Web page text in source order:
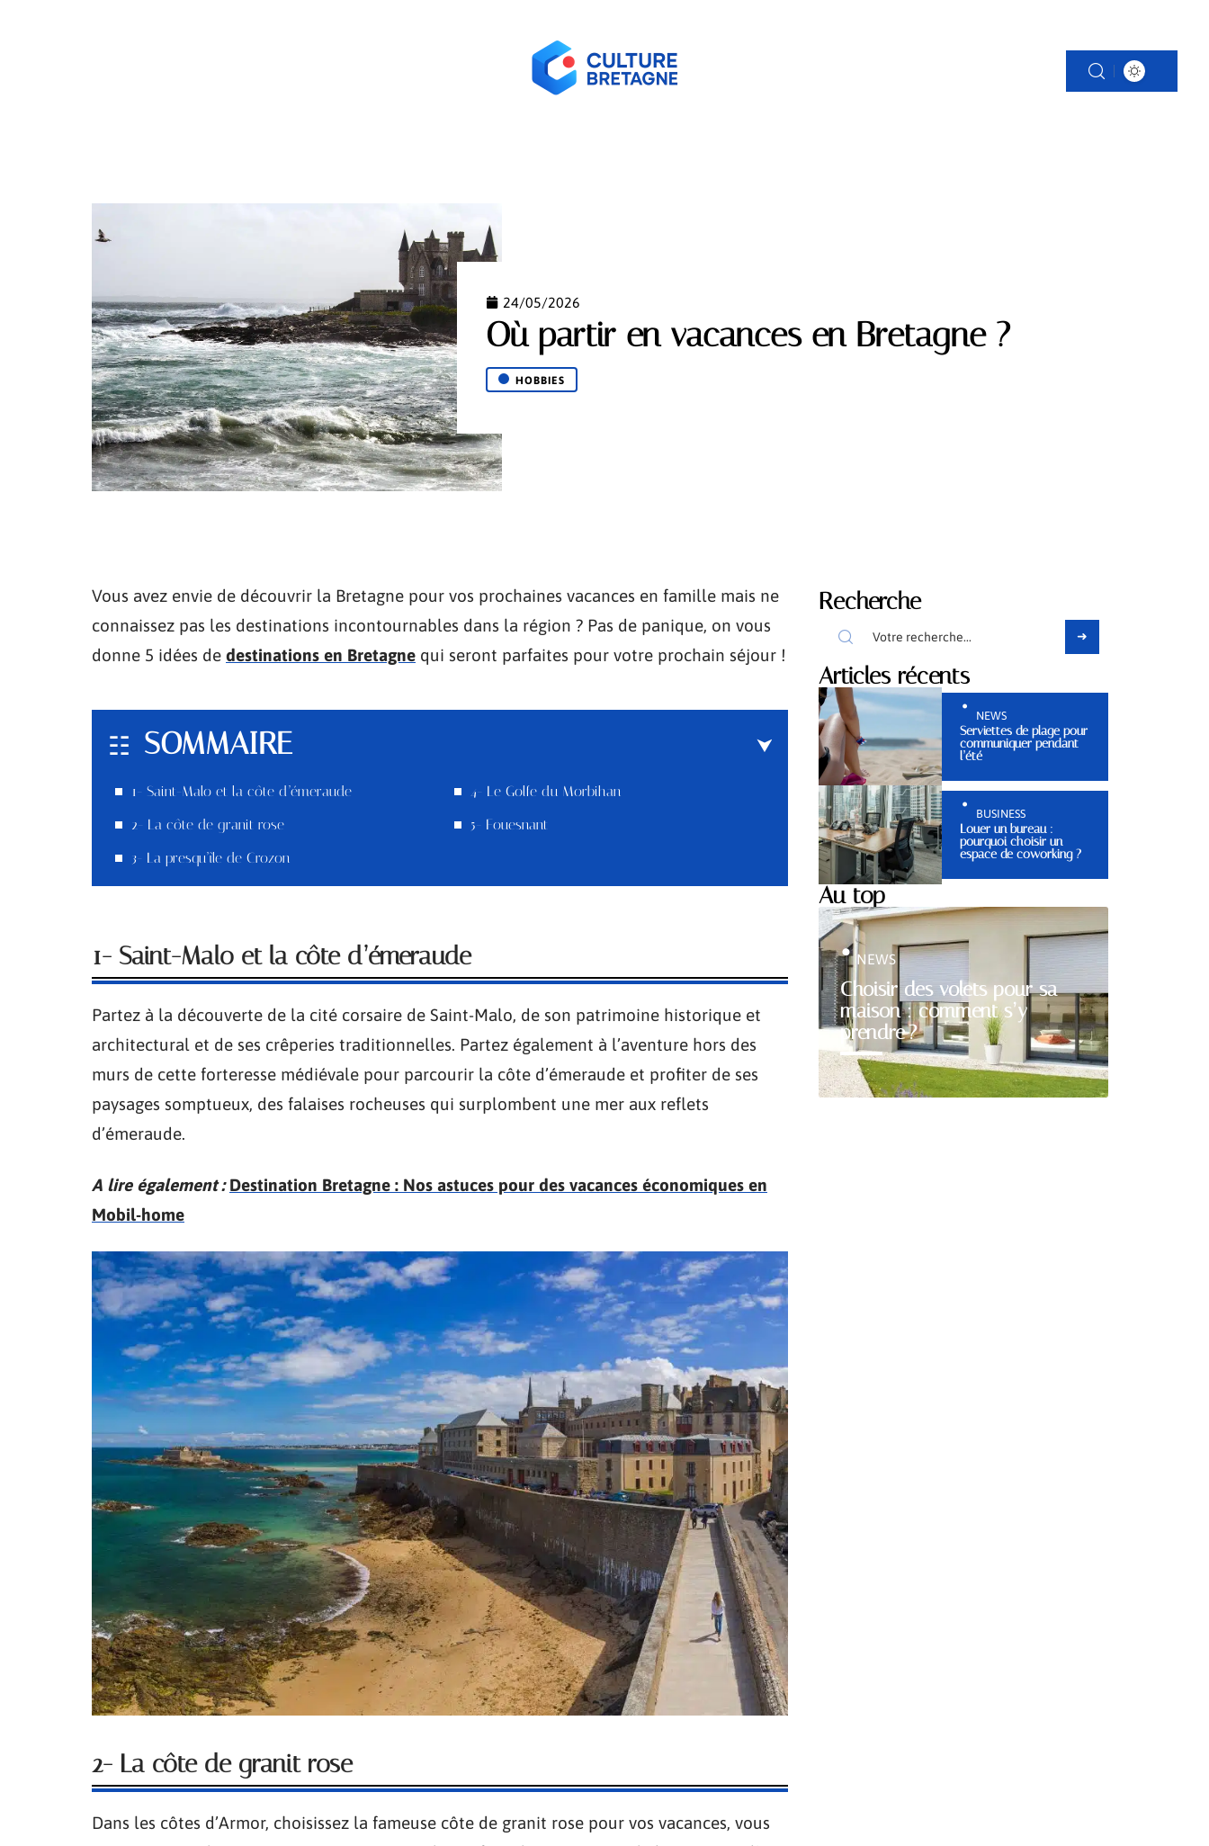
24/05/2026
Où partir en vacances en Bretagne ?
HOBBIES
Vous avez envie de découvrir la Bretagne pour vos prochaines vacances en famille mais ne
connaissez pas les destinations incontournables dans la région ? Pas de panique, on vous
donne 5 idées de destinations en Bretagne qui seront parfaites pour votre prochain séjour !
SOMMAIRE
1- Saint-Malo et la côte d’émeraude
2- La côte de granit rose
3- La presqu’île de Crozon
4- Le Golfe du Morbihan
5- Fouesnant
1- Saint-Malo et la côte d’émeraude
Partez à la découverte de la cité corsaire de Saint-Malo, de son patrimoine historique et
architectural et de ses crêperies traditionnelles. Partez également à l’aventure hors des
murs de cette forteresse médiévale pour parcourir la côte d’émeraude et profiter de ses
paysages somptueux, des falaises rocheuses qui surplombent une mer aux reflets
d’émeraude.
A lire également : Destination Bretagne : Nos astuces pour des vacances économiques en
Mobil-home
2- La côte de granit rose
Dans les côtes d’Armor, choisissez la fameuse côte de granit rose pour vos vacances, vous
Recherche
Articles récents
NEWS
Serviettes de plage pour
communiquer pendant
l’été
BUSINESS
Louer un bureau :
pourquoi choisir un
espace de coworking ?
Au top
Choisir des volets pour sa
maison : comment s’y
prendre ?
NEWS